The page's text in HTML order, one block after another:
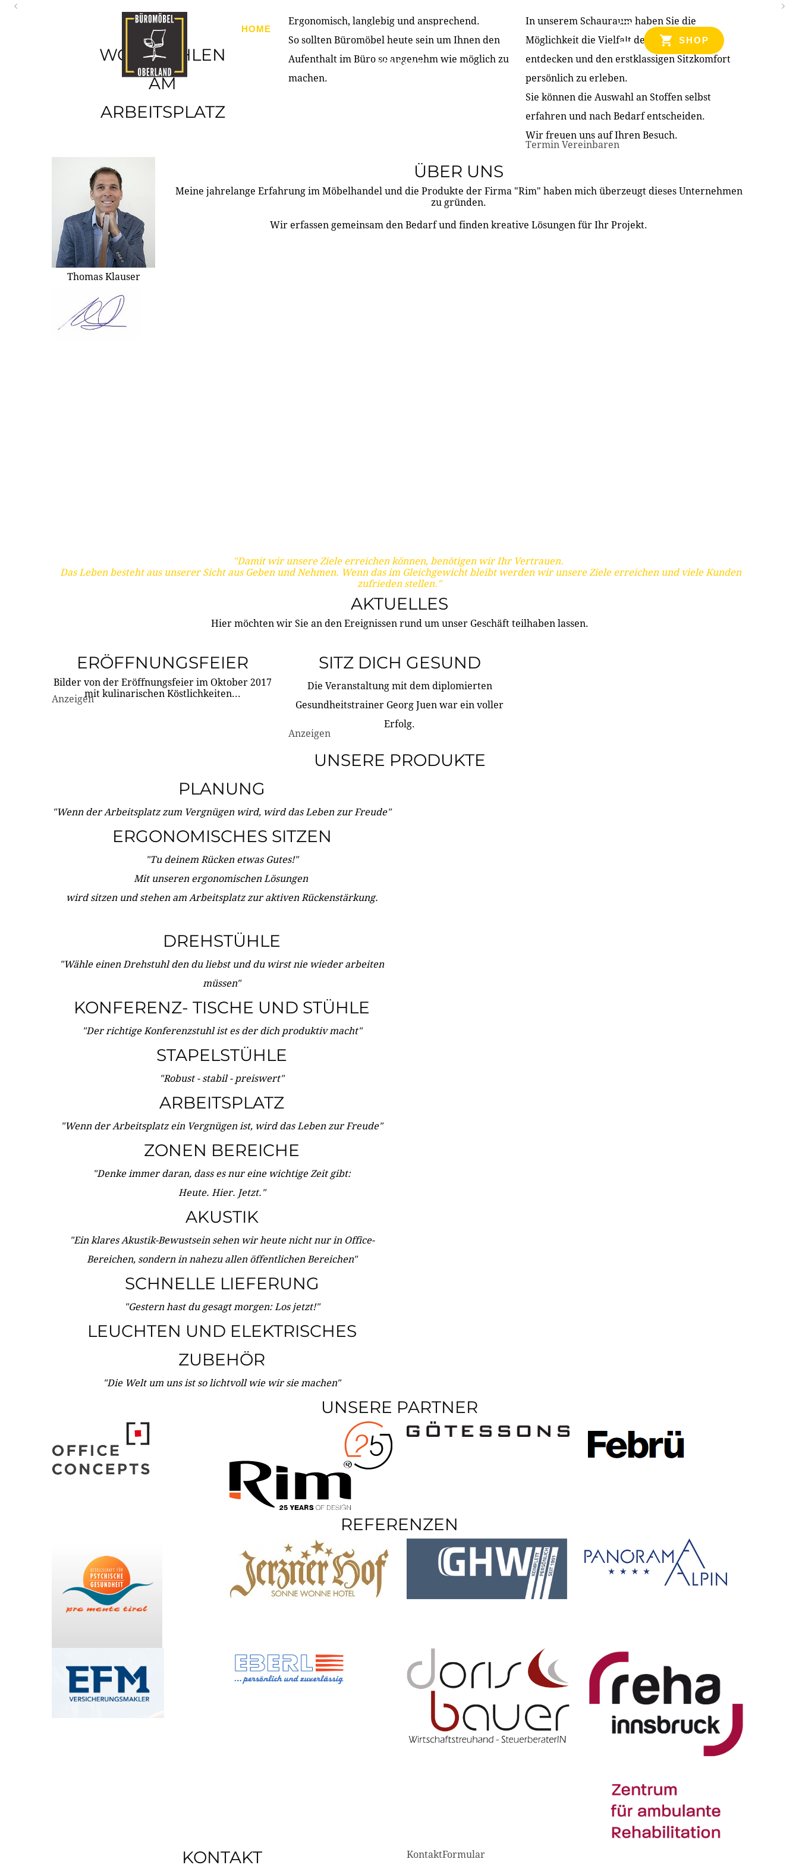
HOME PRODUKTE ÜBER UNS PARTNER & REFERENZEN
KONTAKT
SHOP
WOHLFÜHLEN
AM
ARBEITSPLATZ
Ergonomisch, langlebig und ansprechend.
So sollten Büromöbel heute sein um Ihnen den
Aufenthalt im Büro so angenehm wie möglich zu
machen.
In unserem Schauraum haben Sie die
Möglichkeit die Vielfalt der Produkte zu
entdecken und den erstklassigen Sitzkomfort
persönlich zu erleben.
Sie können die Auswahl an Stoffen selbst
erfahren und nach Bedarf entscheiden.
Wir freuen uns auf Ihren Besuch.
Termin Vereinbaren
Thomas Klauser
ÜBER UNS
Meine jahrelange Erfahrung im Möbelhandel und die Produkte der Firma "Rim" haben mich überzeugt dieses Unternehmen
zu gründen.
Wir erfassen gemeinsam den Bedarf und finden kreative Lösungen für Ihr Projekt.
"Damit wir unsere Ziele erreichen können, benötigen wir Ihr Vertrauen.
Das Leben besteht aus unserer Sicht aus Geben und Nehmen. Wenn das im Gleichgewicht bleibt werden wir unsere Ziele erreichen und viele Kunden
zufrieden stellen."
AKTUELLES
Hier möchten wir Sie an den Ereignissen rund um unser Geschäft teilhaben lassen.
ERÖFFNUNGSFEIER
Bilder von der Eröffnungsfeier im Oktober 2017
mit kulinarischen Köstlichkeiten...
Anzeigen
SITZ DICH GESUND
Die Veranstaltung mit dem diplomierten
Gesundheitstrainer Georg Juen war ein voller
Erfolg.
Anzeigen
UNSERE PRODUKTE
PLANUNG
"Wenn der Arbeitsplatz zum Vergnügen wird, wird das Leben zur Freude"
ERGONOMISCHES SITZEN
"Tu deinem Rücken etwas Gutes!"
Mit unseren ergonomischen Lösungen
wird sitzen und stehen am Arbeitsplatz zur aktiven Rückenstärkung.
DREHSTÜHLE
"Wähle einen Drehstuhl den du liebst und du wirst nie wieder arbeiten
müssen"
KONFERENZ- TISCHE UND STÜHLE
"Der richtige Konferenzstuhl ist es der dich produktiv macht"
STAPELSTÜHLE
"Robust - stabil - preiswert"
ARBEITSPLATZ
"Wenn der Arbeitsplatz ein Vergnügen ist, wird das Leben zur Freude"
ZONEN BEREICHE
"Denke immer daran, dass es nur eine wichtige Zeit gibt:
Heute. Hier. Jetzt."
AKUSTIK
"Ein klares Akustik-Bewustsein sehen wir heute nicht nur in Office-
Bereichen, sondern in nahezu allen öffentlichen Bereichen"
SCHNELLE LIEFERUNG
"Gestern hast du gesagt morgen: Los jetzt!"
LEUCHTEN UND ELEKTRISCHES
ZUBEHÖR
"Die Welt um uns ist so lichtvoll wie wir sie machen"
UNSERE PARTNER
REFERENZEN
KONTAKT KontaktFormular